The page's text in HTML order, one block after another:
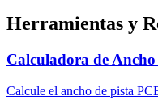
Herramientas y
Calculadora de Ancho
Calcule el ancho de pista